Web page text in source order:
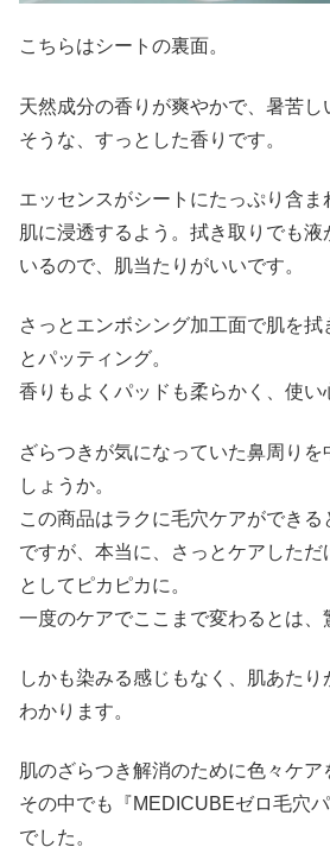
こちらはシートの裏面。
天然成分の香りが爽やかで、暑苦し
そうな、すっとした香りです。
エッセンスがシートにたっぷり含ま
肌に浸透するよう。拭き取りでも
いるので、肌当たりがいいです。
さっとエンボシング加工面で肌を拭
とパッティング。
香りもよくパッドも柔らかく、使い
ざらつきが気になっていた鼻周り
しょうか。
この商品はラクに毛穴ケアができ
ですが、本当に、さっとケアしただ
としてピカピカに。
一度のケアでここまで変わるとは、
しかも染みる感じもなく、肌あたり
わかります。
肌のざらつき解消のために色々ケ
その中でも『MEDICUBEゼロ毛穴
でした。